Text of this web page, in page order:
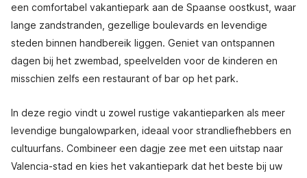
een comfortabel vakantiepark aan de Spaanse oostkust, waar
lange zandstranden, gezellige boulevards en levendige
steden binnen handbereik liggen. Geniet van ontspannen
dagen bij het zwembad, speelvelden voor de kinderen en
misschien zelfs een restaurant of bar op het park.
In deze regio vindt u zowel rustige vakantieparken als meer
levendige bungalowparken, ideaal voor strandliefhebbers en
cultuurfans. Combineer een dagje zee met een uitstap naar
Valencia-stad en kies het vakantiepark dat het beste bij uw